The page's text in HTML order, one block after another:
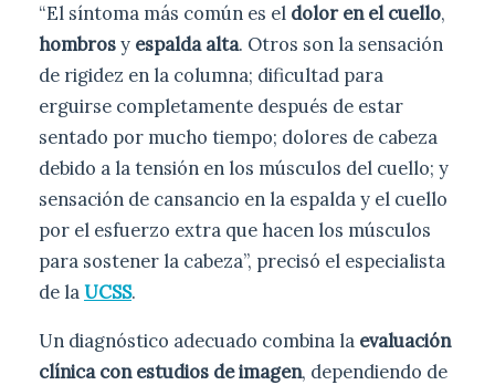
“El síntoma más común es el dolor en el cuello,
hombrosy espalda alta. Otros son la sensación
de rigidez en la columna; dificultad para
erguirse completamente después de estar
sentado por mucho tiempo; dolores de cabeza
debido a la tensión en los músculos del cuello; y
sensación de cansancio en la espalda y el cuello
por el esfuerzo extra que hacen los músculos
para sostener la cabeza”, precisó el especialista
de laUCSS.
Un diagnóstico adecuado combina la evaluación
clínica con estudios de imagen, dependiendo de